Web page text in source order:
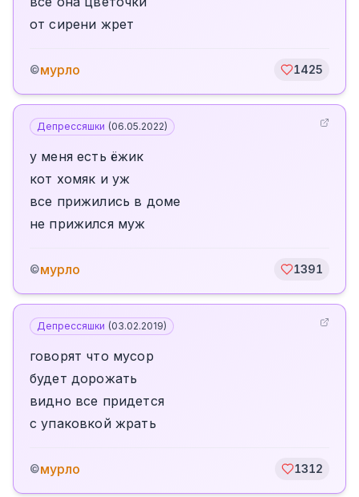
от сирени жрет
©мурло 1425
Депрессяшки (06.05.2022)
у меня есть ёжик
кот хомяк и уж
все прижились в доме
не прижился муж
©мурло 1391
Депрессяшки (03.02.2019)
говорят что мусор
будет дорожать
видно все придется
с упаковкой жрать
©мурло 1312